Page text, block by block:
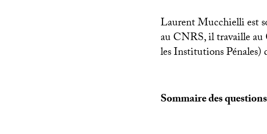
Laurent Mucchielli est
auCNRS, il travaille au
les Institutions
Sommaire des